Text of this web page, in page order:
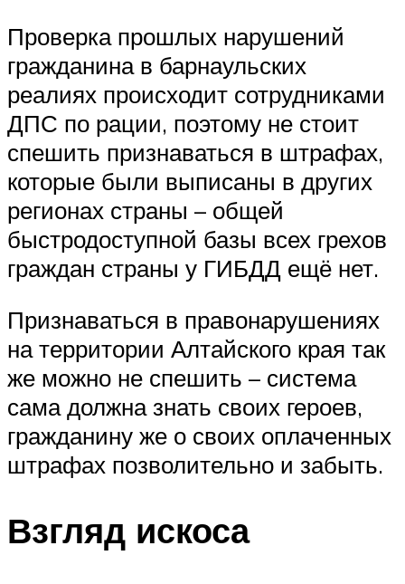
Проверка прошлых нарушений
гражданина в барнаульских
реалиях происходит сотрудниками
ДПС по рации, поэтому не стоит
спешить признаваться в штрафах,
которые были выписаны в других
регионах страны – общей
быстродоступной базы всех грехов
граждан страны у ГИБДД ещё нет.
Признаваться в правонарушениях
на территории Алтайского края так
же можно не спешить – система
сама должна знать своих героев,
гражданину же о своих оплаченных
штрафах позволительно и забыть.
Взгляд искоса